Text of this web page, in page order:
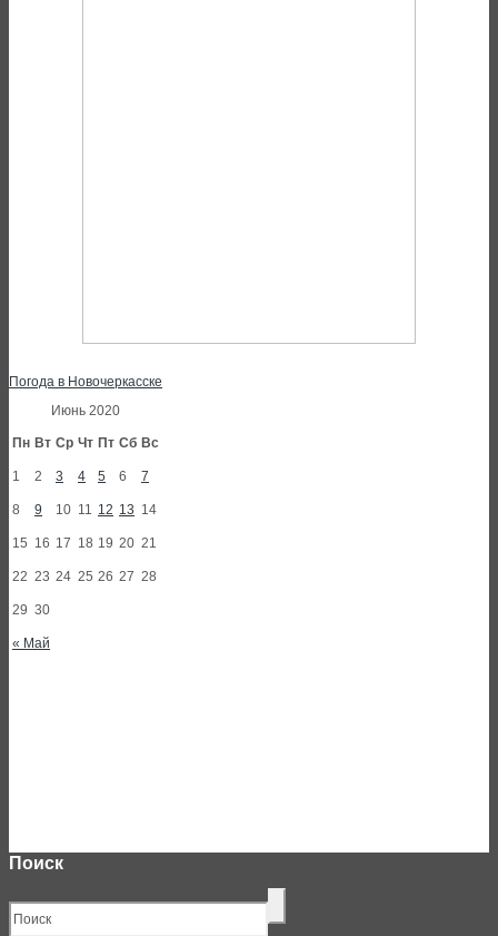
Погода в Новочеркасске
Июнь 2020
Пн Вт Ср Чт Пт Сб Вс
« Май
1 2 3 4 5 6 7
8 9 10 11 12 13 14
15 16 17 18 19 20 21
22 23 24 25 26 27 28
29 30
Поиск